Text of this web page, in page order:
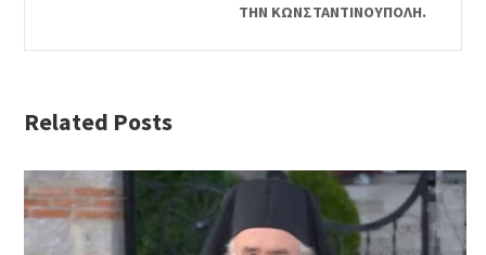
ΤΗΝ ΚΩΝΣΤΑΝΤΙΝΟΥΠΟΛΗ.
Related Posts